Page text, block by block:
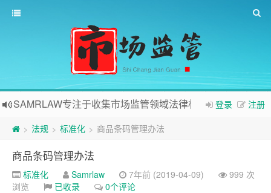
登录 注册
SAMRLAW专注于收集市场监管领域法律相关内容
> 法规 > 标准化 > 商品条码管理办法
商品条码管理办法
标准化 Samrlaw 7年前 (2019-04-09)
999 次
浏览
已收录 0个评论